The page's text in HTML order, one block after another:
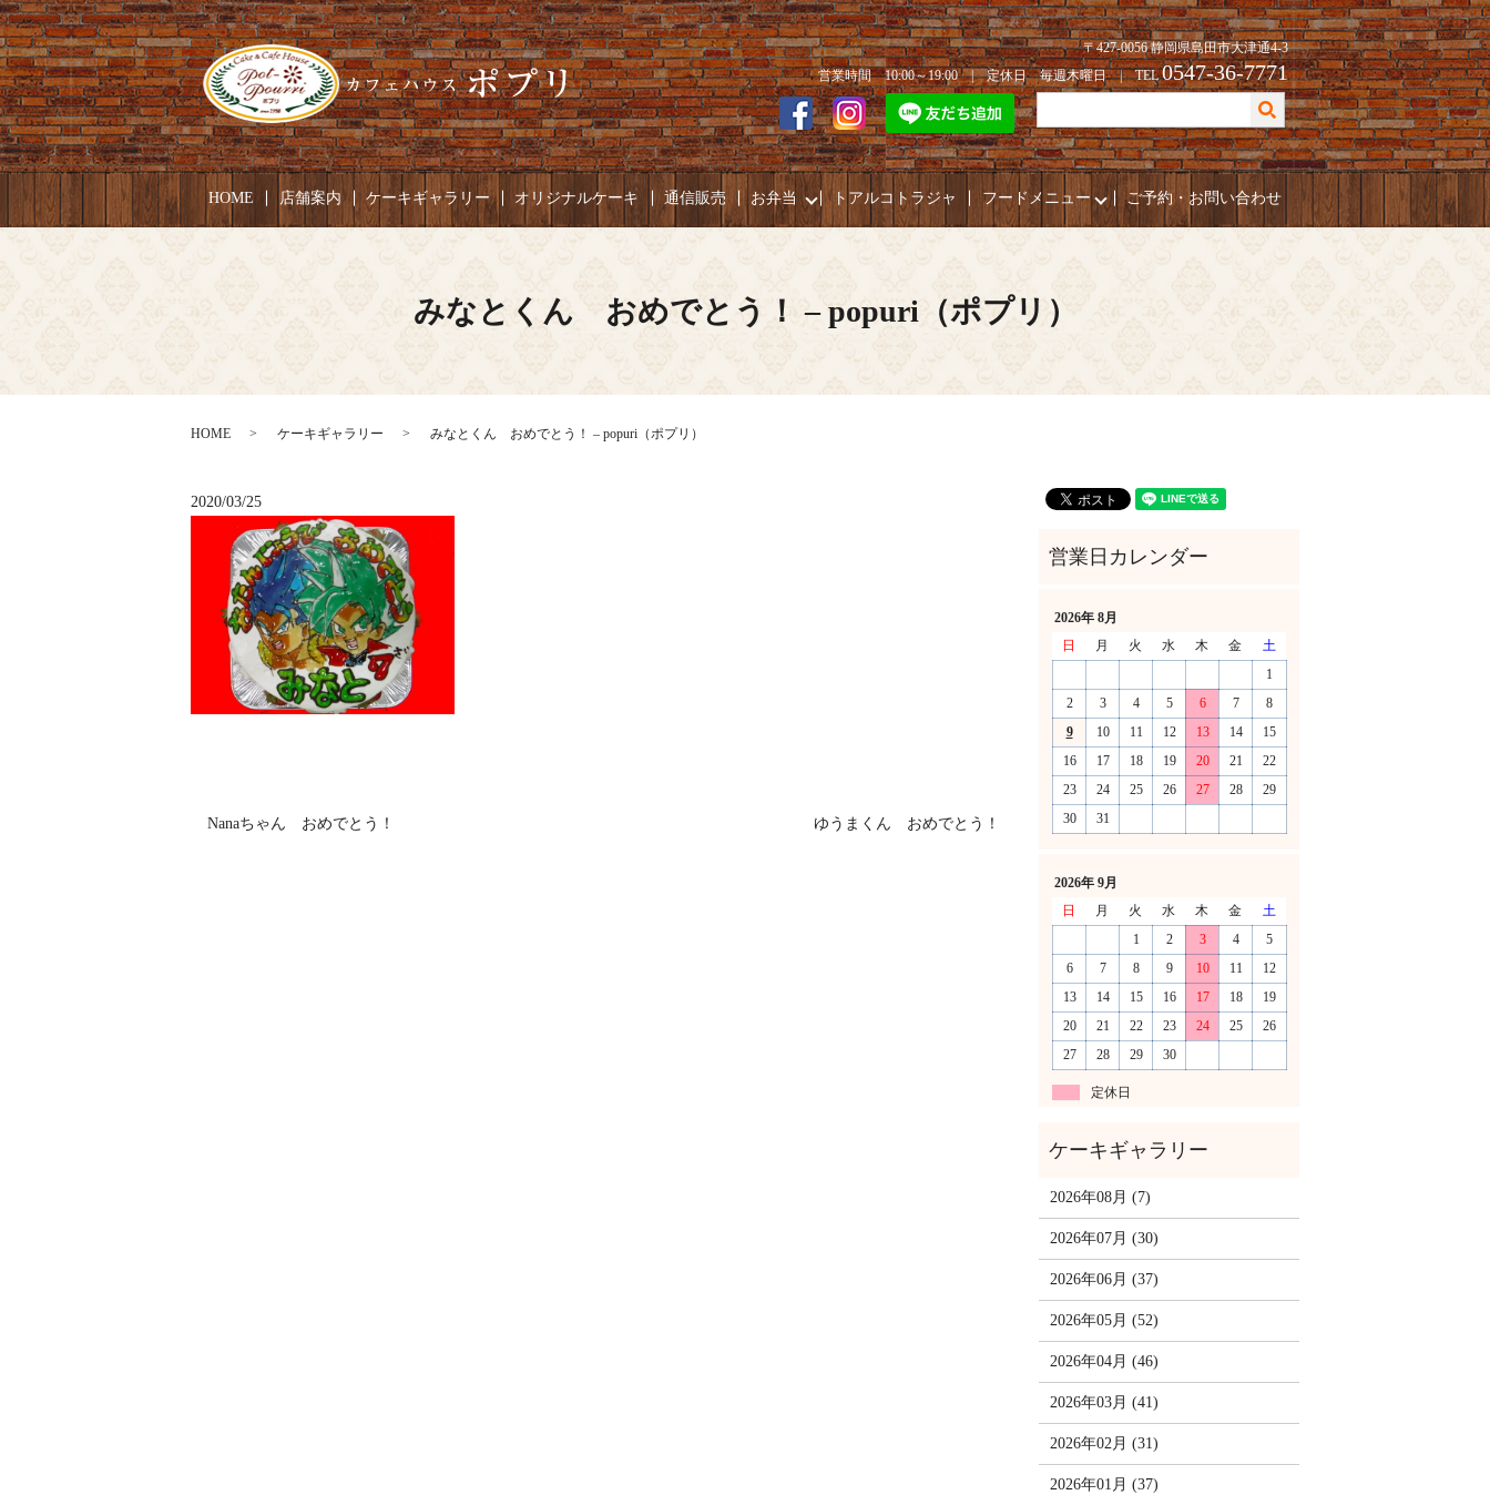
〒427-0056 静岡県島田市大津通4-3
営業時間 10:00～19:00 | 定休日 毎週木曜日 | TEL0547-36-7771
HOME 店舗案内 ケーキギャラリー オリジナルケーキ 通信販売 お弁当 トアルコトラジャ フードメニュー ご予約・お問い合わせ
みなとくん おめでとう！ – popuri（ポプリ）
HOME ケーキギャラリー みなとくん おめでとう！ – popuri（ポプリ）
2020/03/25
Nanaちゃん おめでとう！ ゆうまくん おめでとう！
2026年 8月
日
月 火 水 木 金
土
1
2
3 4 5 6 7
8
9
10 11 12 13 14
15
16
17 18 19 20 21
22
23
24 25 26 27 28
29
30
31
2026年 9月
日
月 火 水 木 金
土
1
2 3 4
5
6
7 8 9 10 11
12
13
14 15 16 17 18
19
20
21 22 23 24 25
26
27
28 29 30
定休日
2026年08月 (7)
2026年07月 (30)
2026年06月 (37)
2026年05月 (52)
2026年04月 (46)
2026年03月 (41)
2026年02月 (31)
2026年01月 (37)